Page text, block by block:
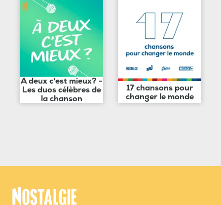
A deux c'est mieux? -
Les duos célèbres de
la chanson
17 chansons pour
changer le monde